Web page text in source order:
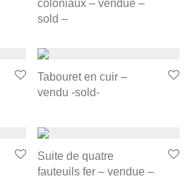
coloniaux – vendue –
sold –
Tabouret en cuir –
vendu -sold-
Suite de quatre
fauteuils fer – vendue –